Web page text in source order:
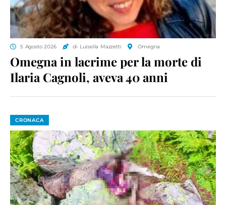
5 Agosto 2026 di Luisella Mazzetti Omegna
Omegna in lacrime per la morte di
Ilaria Cagnoli, aveva 40 anni
CRONACA